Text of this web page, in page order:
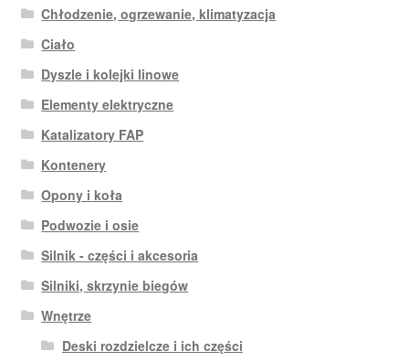
Chłodzenie, ogrzewanie, klimatyzacja
Ciało
Dyszle i kolejki linowe
Elementy elektryczne
Katalizatory FAP
Kontenery
Opony i koła
Podwozie i osie
Silnik - części i akcesoria
Silniki, skrzynie biegów
Wnętrze
Deski rozdzielcze i ich części